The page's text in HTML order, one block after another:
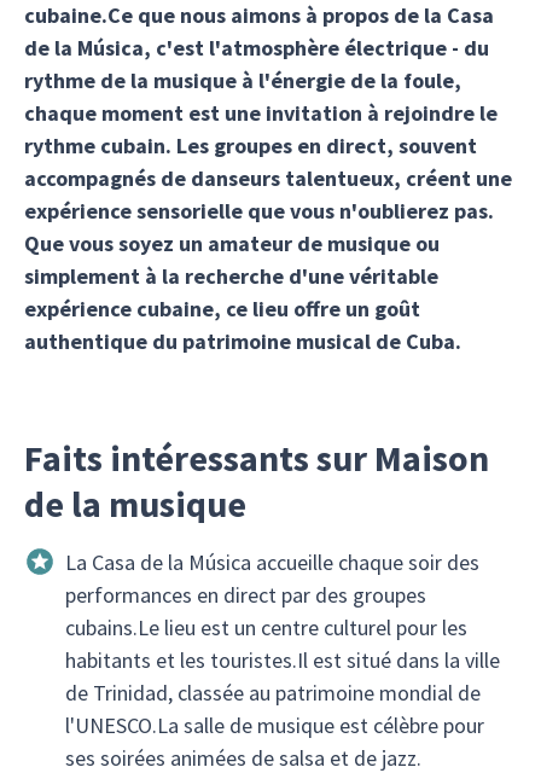
cubaine.Ce que nous aimons à propos de la Casa
de la Música, c'est l'atmosphère électrique - du
rythme de la musique à l'énergie de la foule,
chaque moment est une invitation à rejoindre le
rythme cubain. Les groupes en direct, souvent
accompagnés de danseurs talentueux, créent une
expérience sensorielle que vous n'oublierez pas.
Que vous soyez un amateur de musique ou
simplement à la recherche d'une véritable
expérience cubaine, ce lieu offre un goût
authentique du patrimoine musical de Cuba.
Faits intéressants sur Maison
de la musique
La Casa de la Música accueille chaque soir des
performances en direct par des groupes
cubains.Le lieu est un centre culturel pour les
habitants et les touristes.Il est situé dans la ville
de Trinidad, classée au patrimoine mondial de
l'UNESCO.La salle de musique est célèbre pour
ses soirées animées de salsa et de jazz.